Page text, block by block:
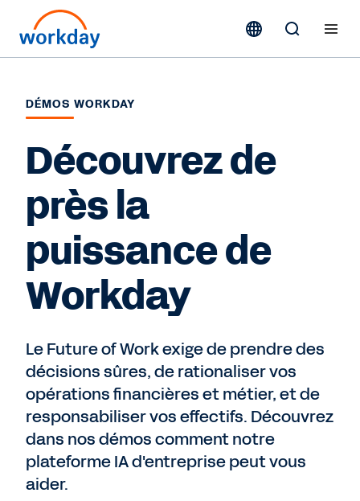
DÉMOS WORKDAY
Découvrez de
près la
puissance de
Workday
Le Future of Work exige de prendre des
décisions sûres, de rationaliser vos
opérations financières et métier, et de
responsabiliser vos effectifs. Découvrez
dans nos démos comment notre
plateforme IA d'entreprise peut vous
aider.